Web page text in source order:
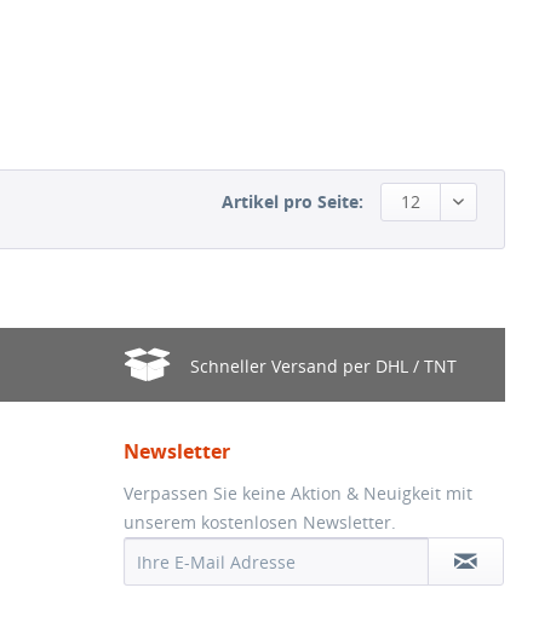
Artikel pro Seite: 12
Schneller Versand per DHL / TNT
Newsletter
Verpassen Sie keine Aktion & Neuigkeit mit
unserem kostenlosen Newsletter.